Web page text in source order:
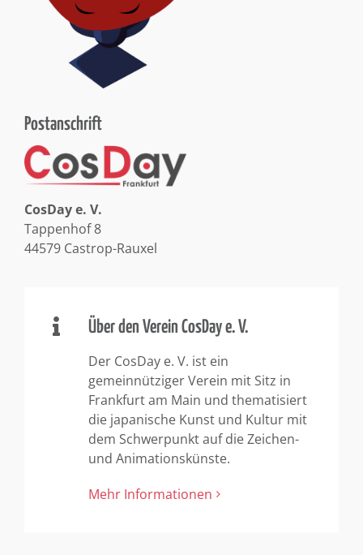
Postanschrift
CosDay e. V.
Tappenhof 8
44579 Castrop-Rauxel
Über den Verein CosDay e. V.
Der CosDay e. V. ist ein
gemeinnütziger Verein mit Sitz in
Frankfurt am Main und thematisiert
die japanische Kunst und Kultur mit
dem Schwerpunkt auf die Zeichen-
und Animationskünste.
Mehr Informationen